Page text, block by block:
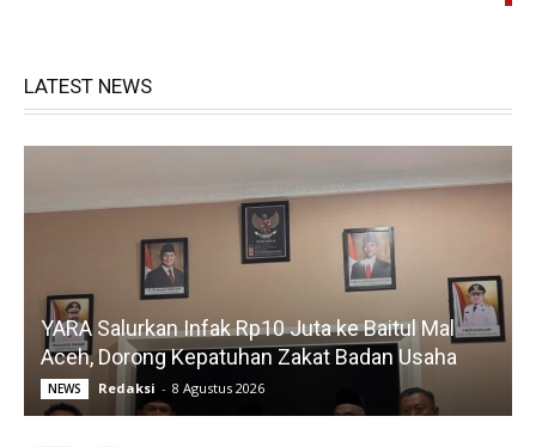
LATEST NEWS
YARA Salurkan Infak Rp10 Juta ke Baitul Mal
Aceh, Dorong Kepatuhan Zakat Badan Usaha
NEWS Redaksi - 8 Agustus 2026